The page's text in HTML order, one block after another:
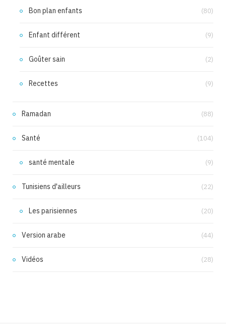
Bon plan enfants (80)
Enfant différent (9)
Goûter sain (2)
Recettes (9)
Ramadan (88)
Santé (104)
santé mentale (9)
Tunisiens d'ailleurs (22)
Les parisiennes (20)
Version arabe (44)
Vidéos (28)